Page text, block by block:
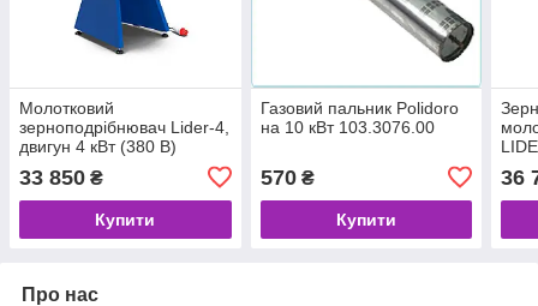
Молотковий
зерноподрібнювач Lider-4,
двигун 4 кВт (380 В)
33 850 ₴
Купити
Газовий пальник Polidoro
на 10 кВт 103.3076.00
570₴
Купити
36
Про нас